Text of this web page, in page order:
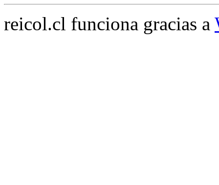
reicol.cl funciona gracias a